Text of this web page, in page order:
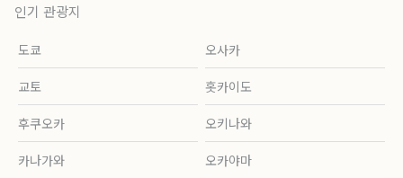
인기 관광지
도쿄 오사카
교토 홋카이도
후쿠오카 오키나와
카나가와 오카야마